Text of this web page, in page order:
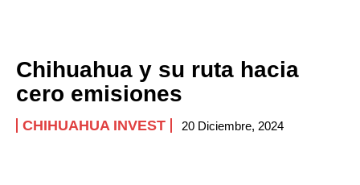
Chihuahua y su ruta hacia
cero emisiones
CHIHUAHUA INVEST 20 Diciembre, 2024